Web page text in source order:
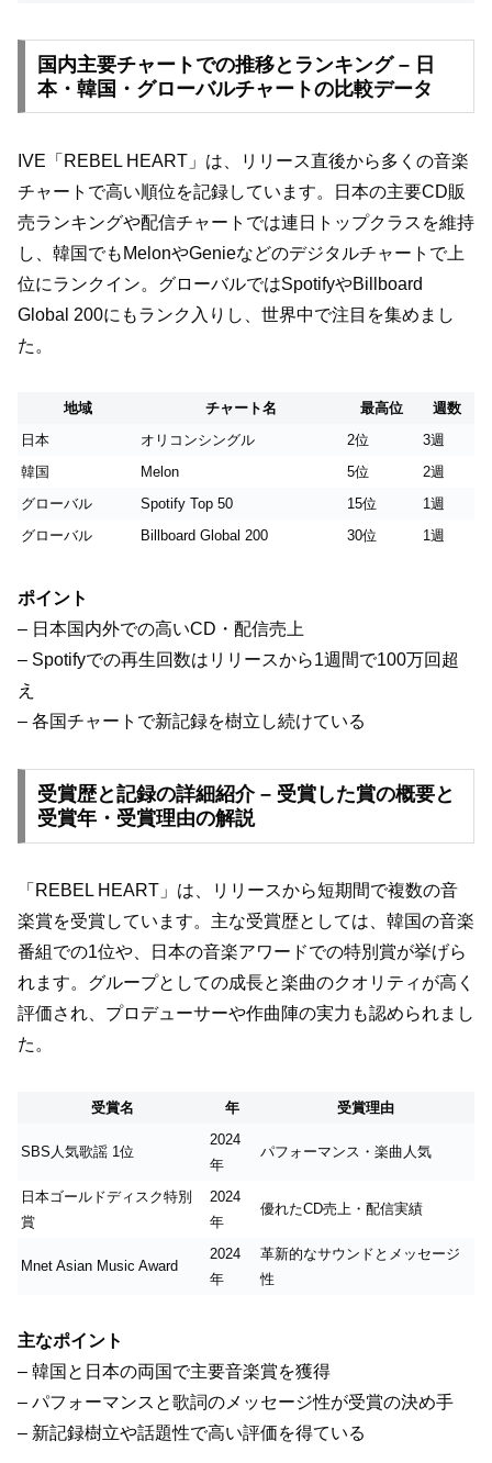
国内主要チャートでの推移とランキング – 日
本・韓国・グローバルチャートの比較データ
IVE「REBEL HEART」は、リリース直後から多くの音楽
チャートで高い順位を記録しています。日本の主要CD販
売ランキングや配信チャートでは連日トップクラスを維持
し、韓国でもMelonやGenieなどのデジタルチャートで上
位にランクイン。グローバルではSpotifyやBillboard
Global 200にもランク入りし、世界中で注目を集めまし
た。
地域 チャート名 最高位
週数
日本
オリコンシングル 2位
3週
韓国
Melon 5位
2週
グローバル
Spotify Top 50 15位
1週
グローバル
Billboard Global 200 30位 1週
ポイント
– 日本国内外での高いCD・配信売上
– Spotifyでの再生回数はリリースから1週間で100万回超
え
– 各国チャートで新記録を樹立し続けている
受賞歴と記録の詳細紹介 – 受賞した賞の概要と
受賞年・受賞理由の解説
「REBEL HEART」は、リリースから短期間で複数の音
楽賞を受賞しています。主な受賞歴としては、韓国の音楽
番組での1位や、日本の音楽アワードでの特別賞が挙げら
れます。グループとしての成長と楽曲のクオリティが高く
評価され、プロデューサーや作曲陣の実力も認められまし
た。
受賞名 年 受賞理由
SBS人気歌謡 1位
2024
年
パフォーマンス・楽曲人気
日本ゴールドディスク特別
賞
2024
年
優れたCD売上・配信実績
Mnet Asian Music Award
2024
年
革新的なサウンドとメッセージ
性
主なポイント
– 韓国と日本の両国で主要音楽賞を獲得
– パフォーマンスと歌詞のメッセージ性が受賞の決め手
– 新記録樹立や話題性で高い評価を得ている